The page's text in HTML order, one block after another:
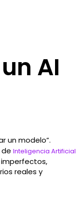
AI
un modelo”.
Inteligencia Artificial
reales y